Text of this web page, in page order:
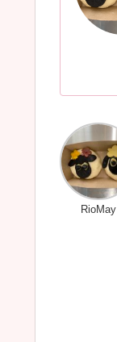
RioMay